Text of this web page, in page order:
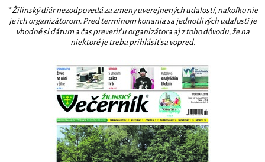
* Žilinský diár nezodpovedá za zmeny uverejnených udalostí, nakoľko nie
je ich organizátorom. Pred termínom konania sa jednotlivých udalostí je
vhodné si dátum a čas preveriť u organizátora aj z toho dôvodu, že na
niektoré je treba prihlásiť sa vopred.